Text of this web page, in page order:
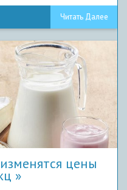
Читать Далее
цены